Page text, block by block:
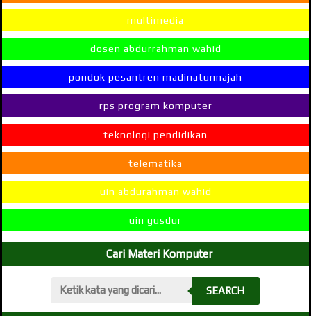
multimedia
dosen abdurrahman wahid
pondok pesantren madinatunnajah
rps program komputer
teknologi pendidikan
telematika
uin abdurahman wahid
uin gusdur
Cari Materi Komputer
SEARCH